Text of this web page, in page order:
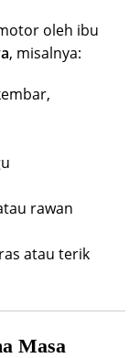
oleh ibu
, misalnya:
rawan
atau terik
Masa